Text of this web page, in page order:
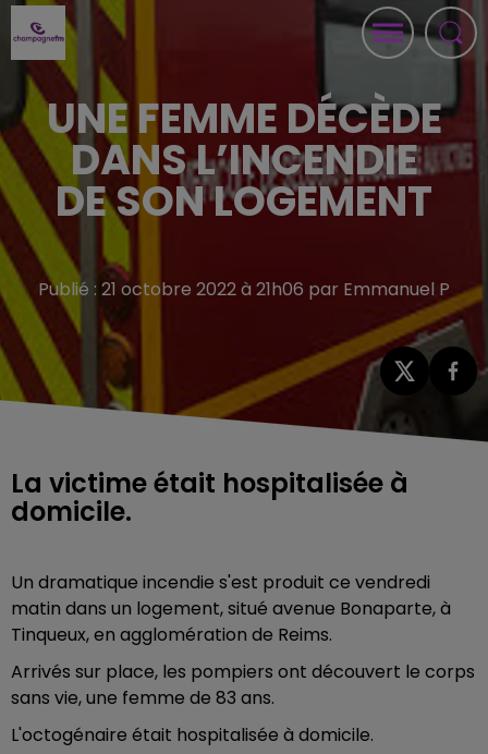
UNE FEMME DÉCÈDE
DANS L’INCENDIE
DE SON LOGEMENT
Publié : 21 octobre 2022 à 21h06 par Emmanuel P
La victime était hospitalisée à
domicile.
Un dramatique incendie s'est produit ce vendredi
matin dans un logement, situé avenue Bonaparte, à
Tinqueux, en agglomération de Reims.
Arrivés sur place, les pompiers ont découvert le corps
sans vie, une femme de 83 ans.
L'octogénaire était hospitalisée à domicile.